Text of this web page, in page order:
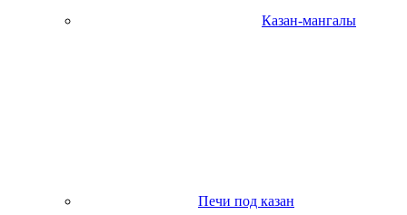
Казан-мангалы
Печи под казан